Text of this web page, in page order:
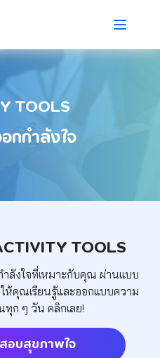
TOOLS
กกำลังใจ
TOOLS
ำลังใจที่เหมาะกับคุณ ผ่านแบบ
ห้คุณเรียนรู้และออกแบบความ
ทุก ๆ วัน คลิกเลย!
อบสุขภาพใจ